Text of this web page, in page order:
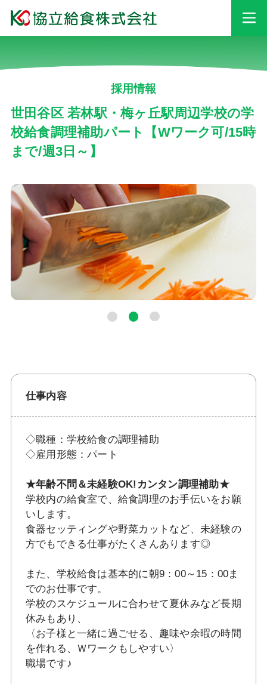
事業情報
安心・安全への取り組み
採用情報
会社情報
お知らせ
採用情報
世田谷区 若林駅・梅ヶ丘駅周辺学校の学
校給食調理補助パート【Wワーク可/15時
まで/週3日～】
仕事内容
◇職種：学校給食の調理補助
◇雇用形態：パート
★年齢不問＆未経験OK!カンタン調理補助★
学校内の給食室で、給食調理のお手伝いをお願
いします。
食器セッティングや野菜カットなど、未経験の
方でもできる仕事がたくさんあります◎
また、学校給食は基本的に朝9：00～15：00ま
でのお仕事です。
学校のスケジュールに合わせて夏休みなど長期
休みもあり、
〈お子様と一緒に過ごせる、趣味や余暇の時間
を作れる、Ｗワークもしやすい〉
職場です♪